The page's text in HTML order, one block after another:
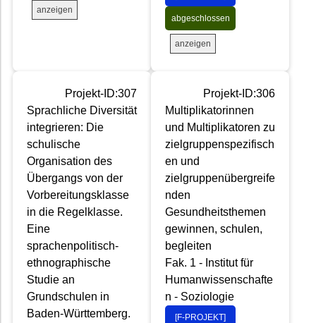
anzeigen
abgeschlossen
anzeigen
Projekt-ID:307
Sprachliche Diversität
integrieren: Die
schulische
Organisation des
Übergangs von der
Vorbereitungsklasse
in die Regelklasse.
Eine
sprachenpolitisch-
ethnographische
Studie an
Grundschulen in
Baden-Württemberg.
Projekt-ID:306
Multiplikatorinnen
und Multiplikatoren zu
zielgruppenspezifisch
en und
zielgruppenübergreife
nden
Gesundheitsthemen
gewinnen, schulen,
begleiten
Fak. 1 - Institut für
Humanwissenschafte
n - Soziologie
[F-PROJEKT]